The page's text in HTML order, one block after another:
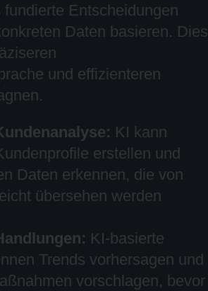
fundierte Entscheidungen
Daten basieren. Dies
und effizienteren
KI kann
erstellen und
Daten erkennen, die von
übersehen werden
KI-basierte
Trends vorhersagen und
vorschlagen, bevor